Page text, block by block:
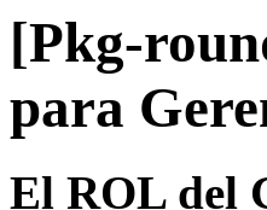
[Pkg-
para
El ROL del